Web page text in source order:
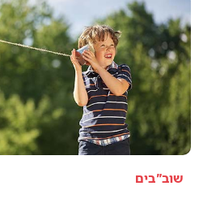
שוב"בים